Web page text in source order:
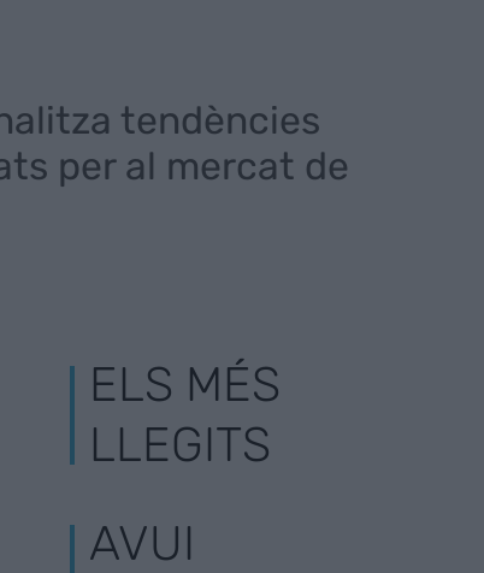
tendències
per al mercat de
ELS MÉS
LLEGITS
AVUI